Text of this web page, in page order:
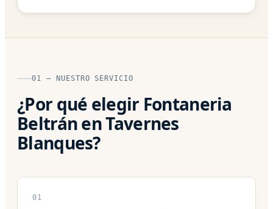
01 — NUESTRO SERVICIO
¿Por qué elegir Fontaneria
Beltrán en Tavernes
Blanques?
01